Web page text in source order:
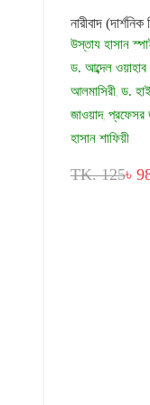
নারীবাদ
উস্তায হাসান
ড. আব্দেল ওয়াহাব
আলমাসিরী, ড.
জাওয়াদ, প্রফেসর
হাসান শাফিয়ী
TK. 125৳